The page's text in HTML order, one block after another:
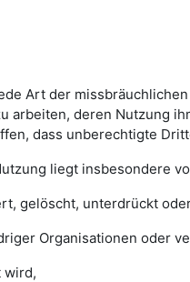
Art der
arbeiten, deren Nutzung
dass unberechtigte
liegt insbesondere
gelöscht, unterdrückt
Organisationen oder
wird,